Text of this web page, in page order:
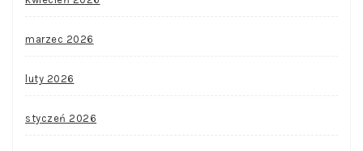
marzec 2026
luty 2026
styczeń 2026